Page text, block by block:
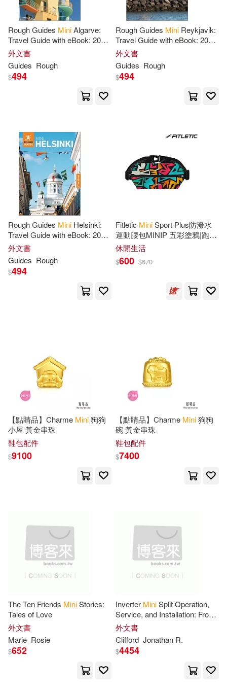
Workman Publishing(11)
Anderson(10) Austin(10)
Charles(10)
Chronicle Books(10)
Dale(10) Galison (COR)(10)
Heather(10)
Hoxton Mini Press(10)
Rainer(10)
Running Press (COR)(10)
Sally K. (COP)/ Althouse(10)
Schulz(10) Sea Wall(10)
Tom(10)
Abu Huraira(9) Adams(9)
Amara(9) Ariel Rose(9)
Baker(9) Bunny(9)
Cico Books (COR)(9)
School Specialty Pub(4)
Simon & Schuster(4)
Tantor Media Inc(4)
Zondervan(4)
warner music(4)
北京少年兒童出版社(4)
成都地圖出版社(4) 摩方(4)
Blueprint(3)
Booksurge Llc(3) Dk Pub(3)
Harpercollins Childrens Books(3)
Larousse Editions(3)
Martingale & Co Inc(3)
Nmr Distribution(3)
Rough Guides MiniAlgarve:
Travel Guide with eBook: 2026-
2027 Insider Tips Must-See
Sights Maps & Itineraries
Covers
外文書
Guides Rough
$494
Rough Guides Mini Reykjavik:
Travel Guide with eBook: 2026-
2027 Insider Tips Must-See
Sights Maps & Itineraries
Covers
外文書
Guides Rough
$494
Rough Guides Mini Helsinki:
Travel Guide with eBook: 2026-
2027 Insider Tips Must-See
Sights Maps & Itineraries
Covers
外文書
Guides Rough
$494
Fitletic MiniSport Plus防潑水
運動腰包MINIP 五彩塗鴉|跑步
路跑 慢跑 越野跑 馬拉松 輕量
反光
休閒生活
$600 $670
【點睛品】Charme Mini狗狗
小屋 黃金串珠
鞋包配件
$9100
【點睛品】Charme Mini狗狗
碗 黃金串珠
鞋包配件
$7400
The Ten Friends MiniStories:
Tales of Love
外文書
Marie Rosie
$652
Inverter MiniSplit Operation,
Service, and Installation: From
Theory to Field Application in
Refrigeration, Electrical
外文書
Clifford Jonathan R.
$4454